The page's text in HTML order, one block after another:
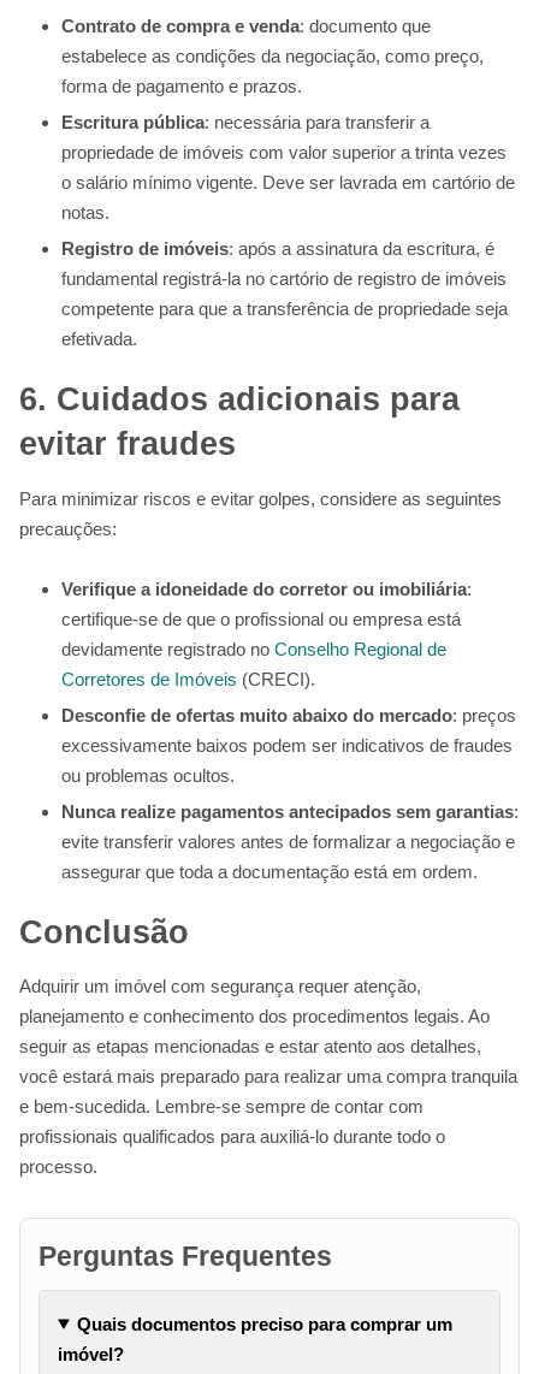
Contrato de compra e venda: documento que
estabelece as condições da negociação, como preço,
forma de pagamento e prazos.
Escritura pública: necessária para transferir a
propriedade de imóveis com valor superior a trinta vezes
o salário mínimo vigente. Deve ser lavrada em cartório de
notas.
Registro de imóveis: após a assinatura da escritura, é
fundamental registrá-la no cartório de registro de imóveis
competente para que a transferência de propriedade seja
efetivada.
6. Cuidados adicionais para
evitar fraudes
Para minimizar riscos e evitar golpes, considere as seguintes
precauções:
Verifique a idoneidade do corretor ou imobiliária:
certifique-se de que o profissional ou empresa está
devidamente registrado no Conselho Regional de
Corretores de Imóveis (CRECI).
Desconfie de ofertas muito abaixo do mercado: preços
excessivamente baixos podem ser indicativos de fraudes
ou problemas ocultos.
Nunca realize pagamentos antecipados sem garantias:
evite transferir valores antes de formalizar a negociação e
assegurar que toda a documentação está em ordem.
Conclusão
Adquirir um imóvel com segurança requer atenção,
planejamento e conhecimento dos procedimentos legais. Ao
seguir as etapas mencionadas e estar atento aos detalhes,
você estará mais preparado para realizar uma compra tranquila
e bem-sucedida. Lembre-se sempre de contar com
profissionais qualificados para auxiliá-lo durante todo o
processo.
Perguntas Frequentes
Quais documentos preciso para comprar um
imóvel?